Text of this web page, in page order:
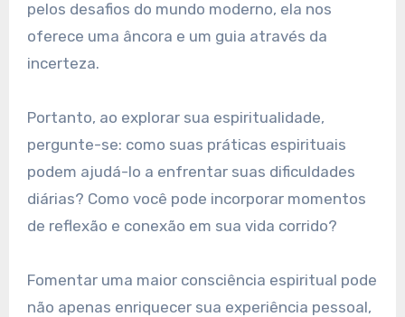
pelos desafios do mundo moderno, ela nos
oferece uma âncora e um guia através da
incerteza.
Portanto, ao explorar sua espiritualidade,
pergunte-se: como suas práticas espirituais
podem ajudá-lo a enfrentar suas dificuldades
diárias? Como você pode incorporar momentos
de reflexão e conexão em sua vida corrido?
Fomentar uma maior consciência espiritual pode
não apenas enriquecer sua experiência pessoal,